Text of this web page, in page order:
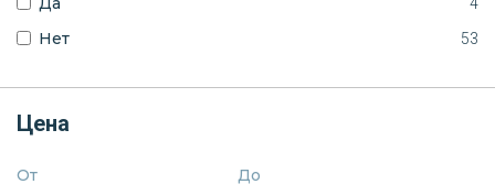
Нет 53
Цена
От До